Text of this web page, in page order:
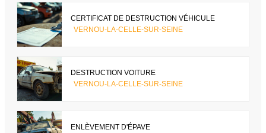
CERTIFICAT DE DESTRUCTION VÉHICULE
VERNOU-LA-CELLE-SUR-SEINE
DESTRUCTION VOITURE
VERNOU-LA-CELLE-SUR-SEINE
ENLÈVEMENT D'ÉPAVE